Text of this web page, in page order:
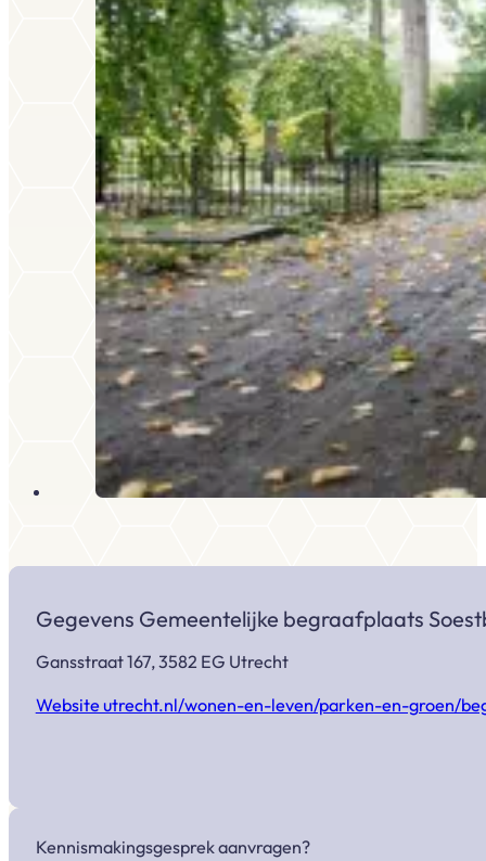
Gegevens Gemeentelijke begraafplaats
Gansstraat 167, 3582 EG Utrecht
Website utrecht.nl/wonen-en-leven/parken-en-groen/
Kennismakingsgesprek aanvragen?